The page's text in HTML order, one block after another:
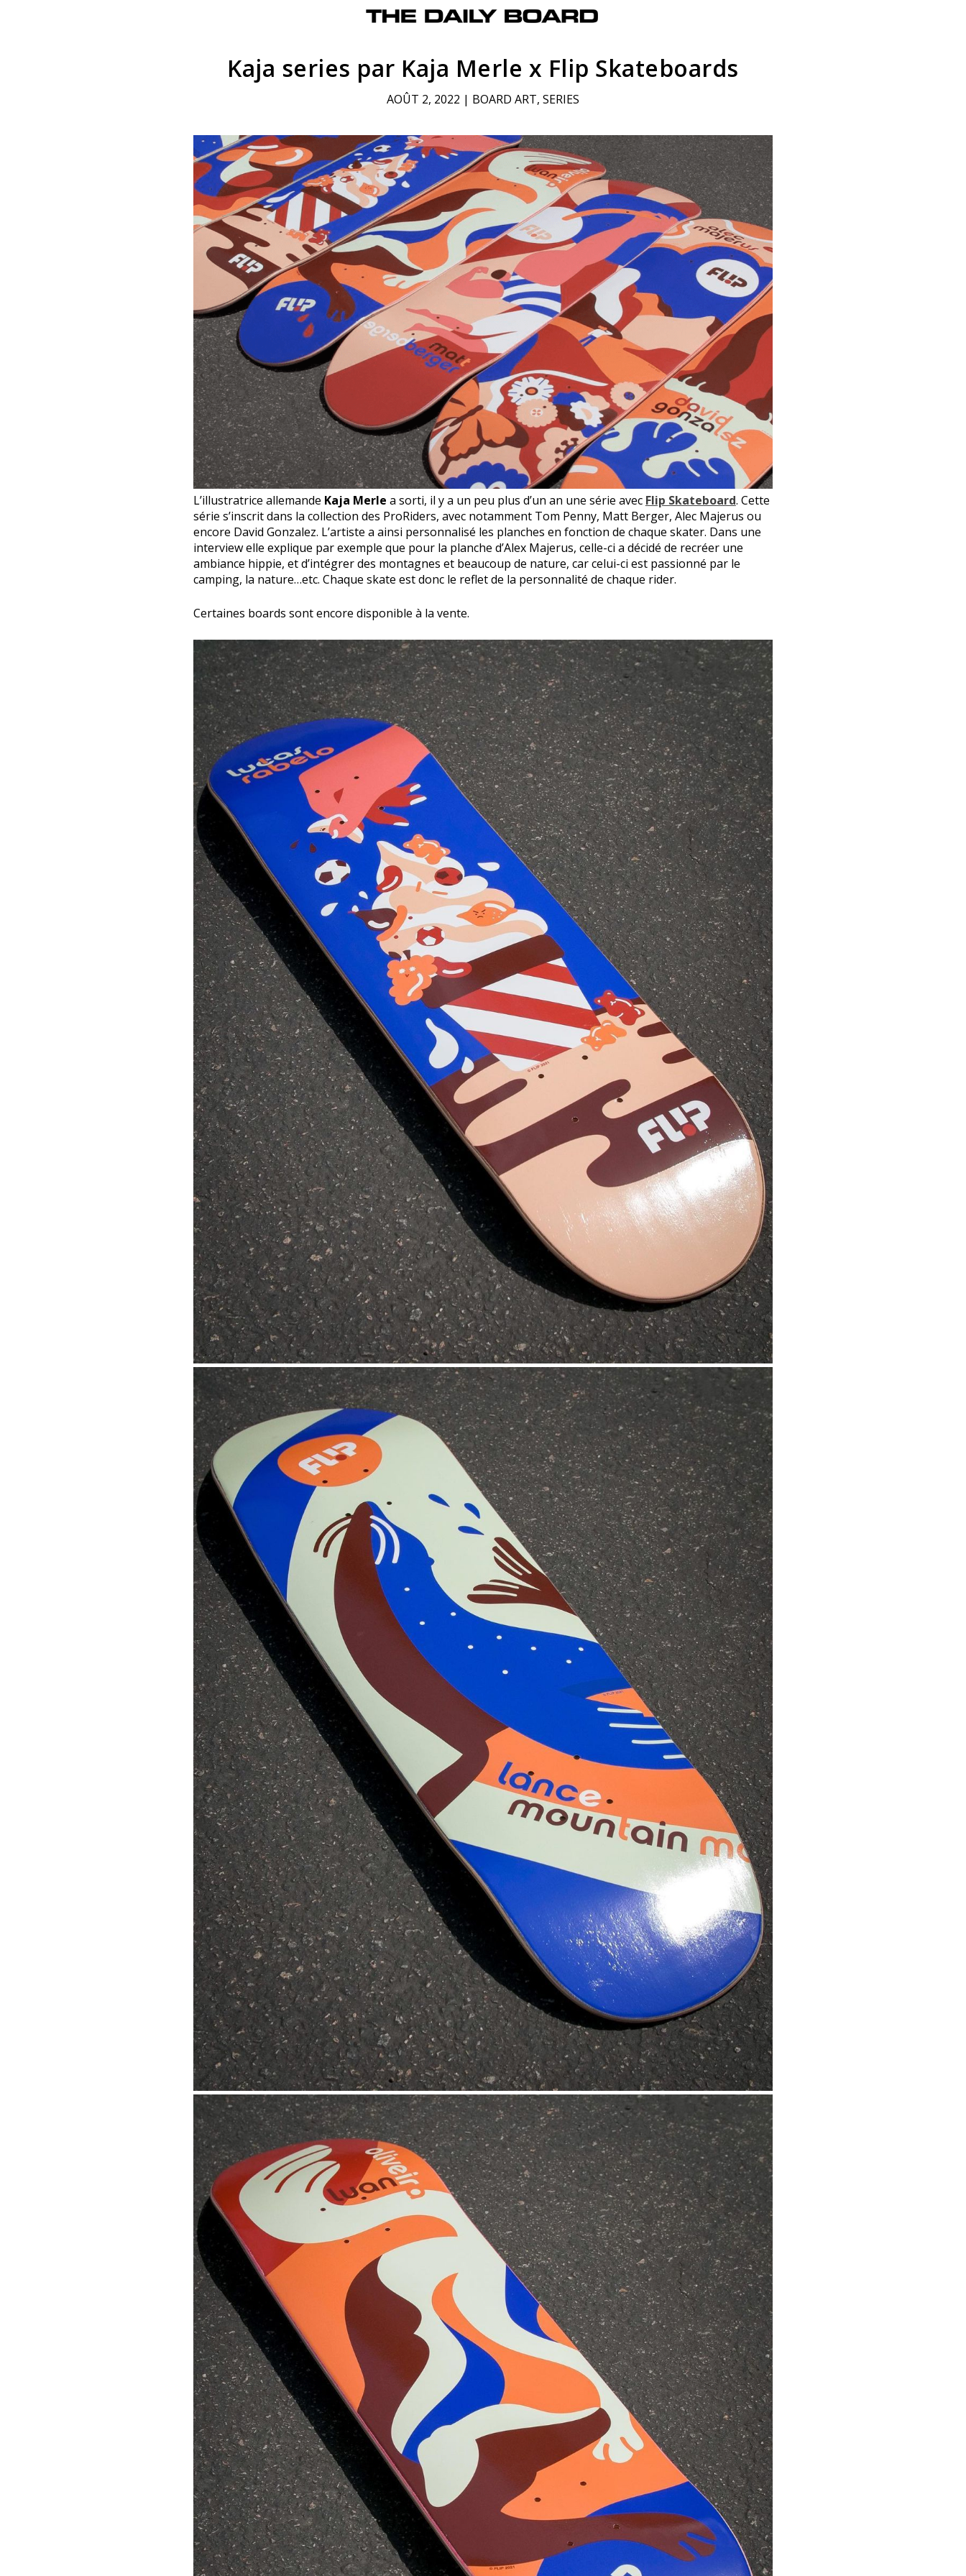
Kaja series par Kaja Merle x Flip Skateboards
AOÛT 2, 2022 | BOARD ART, SERIES
L’illustratrice allemande Kaja Merle a sorti, il y a un peu plus d’un an une série avec Flip Skateboard. Cette
série s’inscrit dans la collection des ProRiders, avec notamment Tom Penny, Matt Berger, Alec Majerus ou
encore David Gonzalez. L’artiste a ainsi personnalisé les planches en fonction de chaque skater. Dans une
interview elle explique par exemple que pour la planche d’Alex Majerus, celle-ci a décidé de recréer une
ambiance hippie, et d’intégrer des montagnes et beaucoup de nature, car celui-ci est passionné par le
camping, la nature…etc. Chaque skate est donc le reflet de la personnalité de chaque rider.
Certaines boards sont encore disponible à la vente.